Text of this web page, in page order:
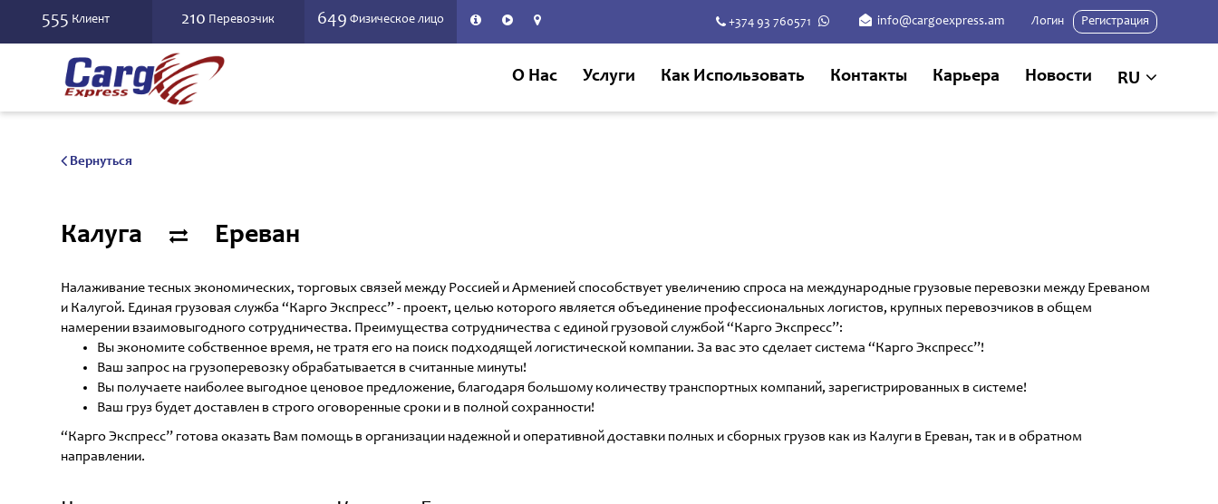
555 Клиент 210 Перевозчик 649 Физическое лицо +374 93 760571 info@cargoexpress.am Логин Регистрация
О Нас Услуги Как Использовать Контакты Карьера Новости RU
Вернуться
Калуга Ереван
Налаживание тесных экономических, торговых связей между Россией и Арменией способствует увеличению спроса на международные грузовые перевозки между Ереваном
и Калугой. Единая грузовая служба “Карго Экспресс” - проект, целью которого является объединение профессиональных логистов, крупных перевозчиков в общем
намерении взаимовыгодного сотрудничества. Преимущества сотрудничества с единой грузовой службой “Карго Экспресс”:
Вы экономите собственное время, не тратя его на поиск подходящей логистической компании. За вас это сделает система “Карго Экспресс”!
Ваш запрос на грузоперевозку обрабатывается в считанные минуты!
Вы получаете наиболее выгодное ценовое предложение, благодаря большому количеству транспортных компаний, зарегистрированных в системе!
Ваш груз будет доставлен в строго оговоренные сроки и в полной сохранности!
“Карго Экспресс” готова оказать Вам помощь в организации надежной и оперативной доставки полных и сборных грузов как из Калуги в Ереван, так и в обратном
направлении.